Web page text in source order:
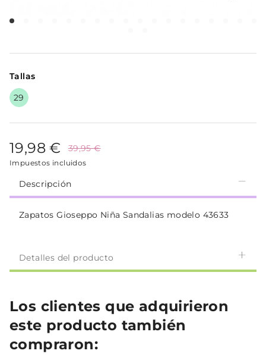
Tallas
29
19,98 € 39,95 €
Impuestos incluidos
Descripción
Zapatos Gioseppo Niña Sandalias modelo 43633
Detalles del producto
Los clientes que adquirieron
este producto también
compraron: